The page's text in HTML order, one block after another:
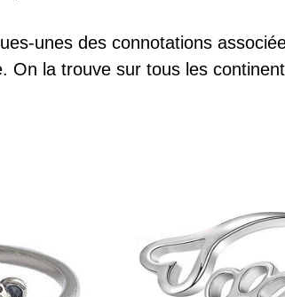
unes des connotations
On la trouve sur tous les